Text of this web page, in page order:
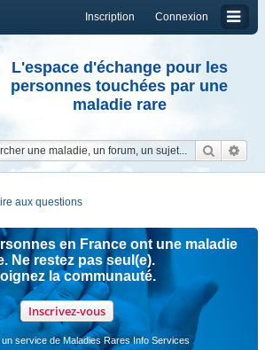
Connexion
Inscription
L'espace d'échange pour les
personnes touchées par une
maladie rare
aux questions
en France ont une maladie
Ne restez pas seul(e).
la communauté.
Inscrivez-vous
service de Maladies Rares Info Services